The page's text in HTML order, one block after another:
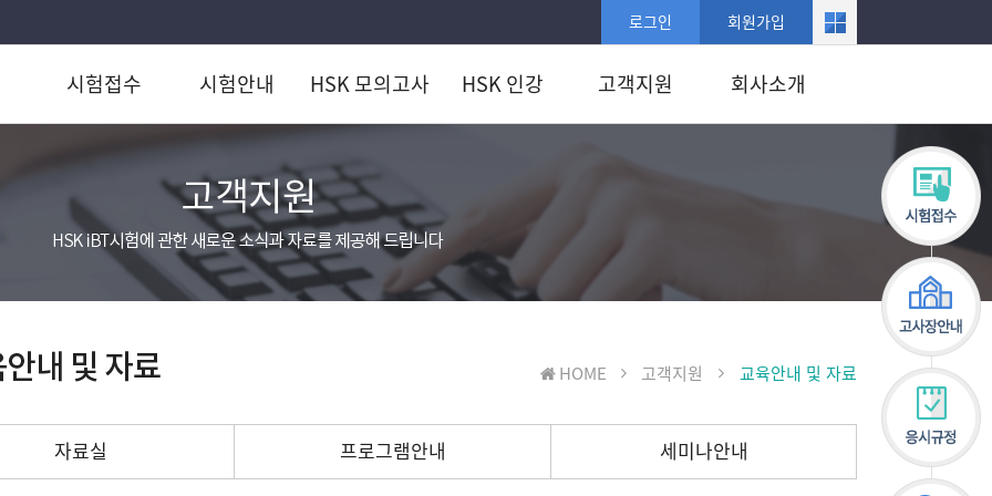
로그인 회원가입
시험접수 시험안내 HSK 모의고사 HSK 인강 고객지원 회사소개
HOME 고객지원 교육안내 및 자료
자료실 프로그램안내 세미나안내